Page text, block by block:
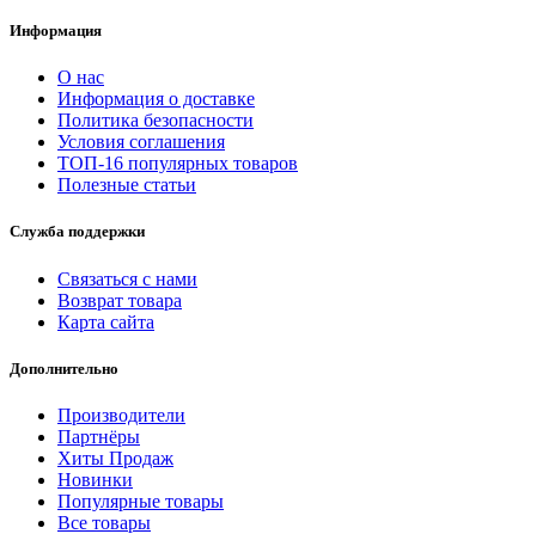
Информация
О нас
Информация о доставке
Политика безопасности
Условия соглашения
ТОП-16 популярных товаров
Полезные статьи
Служба поддержки
Связаться с нами
Возврат товара
Карта сайта
Дополнительно
Производители
Партнёры
Хиты Продаж
Новинки
Популярные товары
Все товары